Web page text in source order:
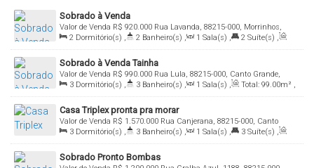
Sobrado à Venda
R$ 920.000
Valor de Venda
Rua Lavanda, 88215-000, Morrinhos,
Bombinhas, Santa Catarina, Brasil
2 Dormitório(s) , 2 Banheiro(s) , 1 Sala(s) , 2 Suíte(s) ,
Total: 97.00m² , 2 Vaga(s)
Sobrado à Venda Tainha
R$ 990.000
Valor de Venda
Rua Lula, 88215-000, Canto Grande,
Bombinhas, Santa Catarina, Brasil
3 Dormitório(s) , 3 Banheiro(s) , 1 Sala(s) , Total: 99.00m² ,
1 Vaga(s)
Casa Triplex pronta pra morar
R$ 1.570.000
Valor de Venda
Rua Canjerana, 88215-000, Canto
Grande, Bombinhas, Santa Catarina, Brasil
3 Dormitório(s) , 3 Banheiro(s) , 1 Sala(s) , 3 Suíte(s) ,
Total: 150.00m² , 1 Vaga(s) , 150mDistância do Mar
Sobrado Pronto Bombas